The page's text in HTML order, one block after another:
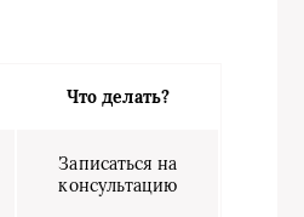
Что делать?
Записаться на
консультацию